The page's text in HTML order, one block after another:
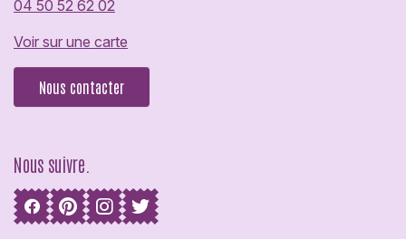
04 50 52 62 02
Voir sur une carte
Nous contacter
Nous suivre.